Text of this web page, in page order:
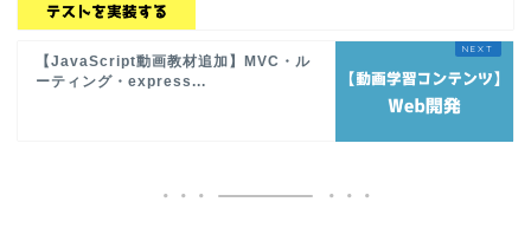
【JavaScript動画教材追加】MVC・ル
ーティング・express...